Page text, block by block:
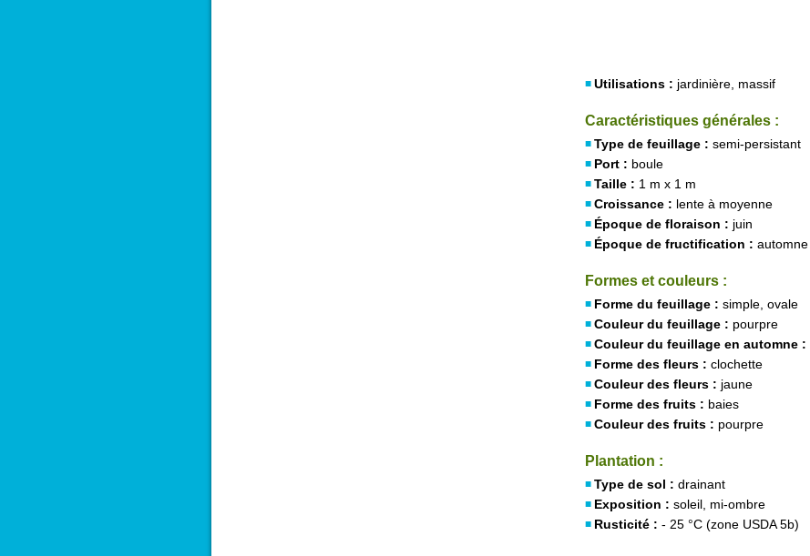
Utilisations : jardinière, massif
Caractéristiques générales :
Type de feuillage : semi-persistant
Port : boule
Taille : 1 m x 1 m
Croissance : lente à moyenne
Époque de floraison : juin
Époque de fructification : automne
Formes et couleurs :
Forme du feuillage : simple, ovale
Couleur du feuillage : pourpre
Couleur du feuillage en automne :
Forme des fleurs : clochette
Couleur des fleurs : jaune
Forme des fruits : baies
Couleur des fruits : pourpre
Plantation :
Type de sol : drainant
Exposition : soleil, mi-ombre
Rusticité : - 25 °C (zone USDA 5b)